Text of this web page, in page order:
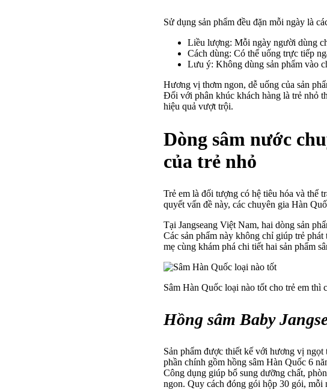
Sử dụng sản phẩm đều đặn mỗi ngày là
Liều lượng: Mỗi ngày người dùng
Cách dùng: Có thể uống trực tiếp
Lưu ý: Không dùng sản phẩm vào
Hương vị thơm ngon, dễ uống của sản
Đối với phân khúc khách hàng là trẻ nhỏ
hiệu quả vượt trội.
Dòng sâm nước
của trẻ nhỏ
Trẻ em là đối tượng có hệ tiêu hóa và thể
quyết vấn đề này, các chuyên gia Hàn
Tại Jangseang Việt Nam, hai dòng sản
Các sản phẩm này không chỉ giúp trẻ
mẹ cùng khám phá chi tiết hai sản phẩm
Sâm Hàn Quốc loại nào tốt cho trẻ em thì
Hồng sâm Baby
Sản phẩm được thiết kế với hương vị
phần chính gồm hồng sâm Hàn Quốc 6
Công dụng giúp bổ sung dưỡng chất,
ngon. Quy cách đóng gói hộp 30 gói, mỗi